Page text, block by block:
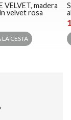
VELVET, madera
velvet rosa
CESTA